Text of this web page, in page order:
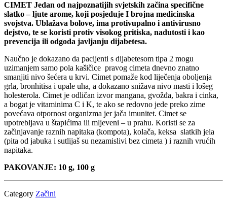
CIMET Jedan od najpoznatijih svjetskih začina specifične
slatko – ljute arome, koji posjeduje I brojna medicinska
svojstva. Ublažava bolove, ima protivupalno i antivirusno
dejstvo, te se koristi protiv visokog pritiska, nadutosti i kao
prevencija ili odgoda javljanju dijabetesa.
Naučno je dokazano da pacijenti s dijabetesom tipa 2 mogu
uzimanjem samo pola kašičice pravog cimeta dnevno znatno
smanjiti nivo šećera u krvi. Cimet pomaže kod liječenja oboljenja
grla, bronhitisa i upale uha, a dokazano snižava nivo masti i lošeg
holesterola. Cimet je odličan izvor mangana, gvožđa, bakra i cinka,
a bogat je vitaminima C i K, te ako se redovno jede preko zime
povećava otpornost organizma jer jača imunitet. Cimet se
upotrebljava u štapićima ili mljeveni – u prahu. Koristi se za
začinjavanje raznih napitaka (kompota), kolača, keksa slatkih jela
(pita od jabuka i sutlijaš su nezamislivi bez cimeta ) i raznih vrućih
napitaka.
PAKOVANJE: 10 g, 100 g
Category Začini